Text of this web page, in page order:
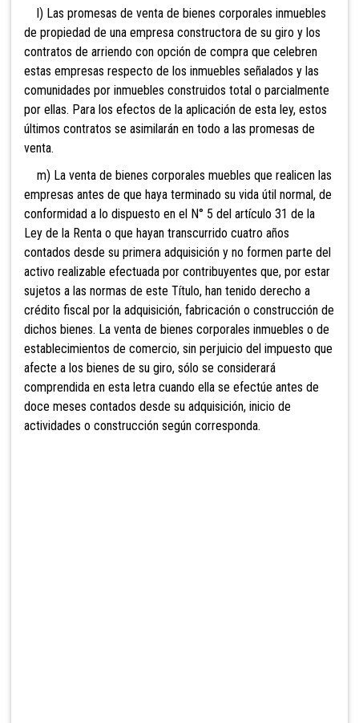
l) Las promesas de venta de bienes corporales inmuebles
de propiedad de una empresa constructora de su giro y los
contratos de arriendo con opción de compra que celebren
estas empresas respecto de los inmuebles señalados y las
comunidades por inmuebles construidos total o parcialmente
por ellas. Para los efectos de la aplicación de esta ley, estos
últimos contratos se asimilarán en todo a las promesas de
venta.
m) La venta de bienes corporales muebles que realicen las
empresas antes de que haya terminado su vida útil normal, de
conformidad a lo dispuesto en el N° 5 del artículo 31 de la
Ley de la Renta o que hayan transcurrido cuatro años
contados desde su primera adquisición y no formen parte del
activo realizable efectuada por contribuyentes que, por estar
sujetos a las normas de este Título, han tenido derecho a
crédito fiscal por la adquisición, fabricación o construcción de
dichos bienes. La venta de bienes corporales inmuebles o de
establecimientos de comercio, sin perjuicio del impuesto que
afecte a los bienes de su giro, sólo se considerará
comprendida en esta letra cuando ella se efectúe antes de
doce meses contados desde su adquisición, inicio de
actividades o construcción según corresponda.